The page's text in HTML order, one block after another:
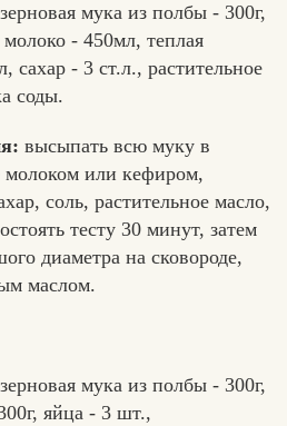
мука из полбы - 300г,
- 450мл, теплая
сахар - 3 ст.л., растительное
соды.
высыпать всю муку в
молоком или кефиром,
соль, растительное масло,
тесту 30 минут, затем
диаметра на сковороде,
маслом.
мука из полбы - 300г,
яйца - 3 шт.,